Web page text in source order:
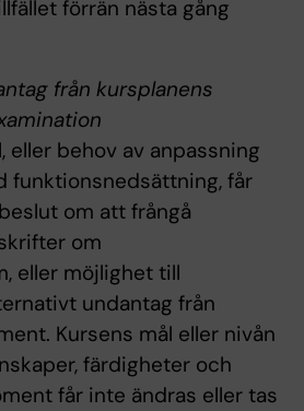
förrän nästa gång
från kursplanens
eller behov av anpassning
funktionsnedsättning, får
om att frångå
om
eller möjlighet till
undantag från
Kursens mål eller nivån
färdigheter och
får inte ändras eller tas